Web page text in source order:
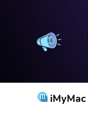
iMyMac